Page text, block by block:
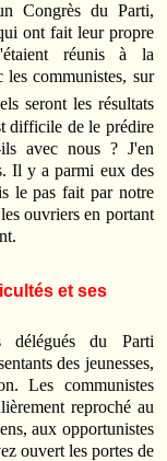
Congrès du Parti,
ont fait leur propre
réunis à la
communistes, sur
seront les résultats
difficile de le prédire
ils avec nous ? J'en
Il y a parmi eux des
le pas fait par notre
ouvriers en portant
et ses
délégués du Parti
des jeunesses,
Les communistes
reproché au
aux opportunistes
ouvert les portes de